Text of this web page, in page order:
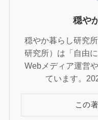
穏や
穏やか暮らし研究
研究所）は「自由
Webメディア運営
ています。
この